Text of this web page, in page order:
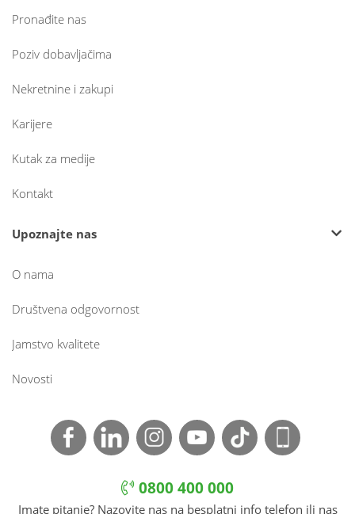
Pronađite nas
Poziv dobavljačima
Nekretnine i zakupi
Karijere
Kutak za medije
Kontakt
Upoznajte nas
O nama
Društvena odgovornost
Jamstvo kvalitete
Novosti
0800 400 000
Imate pitanje? Nazovite nas na besplatni info telefon ili nas